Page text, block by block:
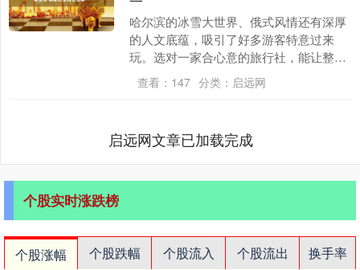
哈尔滨的冰雪大世界、俄式风情还有深厚
的人文底蕴，吸引了好多游客特意过来
玩。选对一家合心意的旅行社，能让整个
旅途省心又开心。这篇文章结合了大量游
客的真实评价、旅行....
查看： 147 分类： 启远网
启远网文章已加载完成
个股实时涨跌榜
个股涨幅 个股跌幅 个股流入 个股流出
换手率